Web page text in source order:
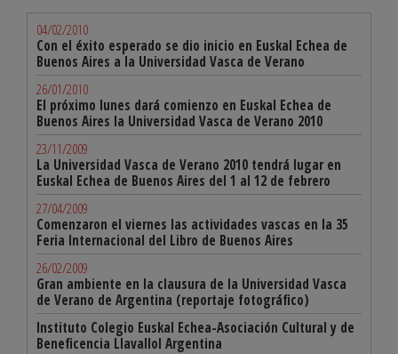
04/02/2010
Con el éxito esperado se dio inicio en Euskal Echea de
Buenos Aires a la Universidad Vasca de Verano
26/01/2010
El próximo lunes dará comienzo en Euskal Echea de
Buenos Aires la Universidad Vasca de Verano 2010
23/11/2009
La Universidad Vasca de Verano 2010 tendrá lugar en
Euskal Echea de Buenos Aires del 1 al 12 de febrero
27/04/2009
Comenzaron el viernes las actividades vascas en la 35
Feria Internacional del Libro de Buenos Aires
26/02/2009
Gran ambiente en la clausura de la Universidad Vasca
de Verano de Argentina (reportaje fotográfico)
Instituto Colegio Euskal Echea-Asociación Cultural y de
Beneficencia Llavallol Argentina